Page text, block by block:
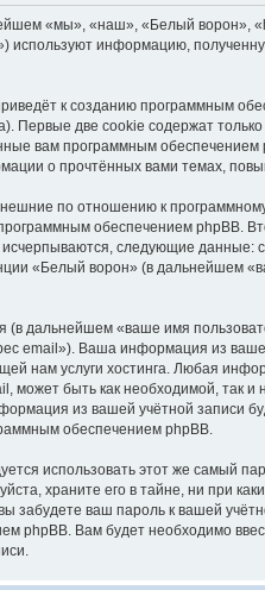
«мы», «наш», «Белый ворон»,
информацию,
к созданию программным
две cookie содержат
вам программным обеспечением
о прочтённых вами темах,
по отношению к
обеспечением phpBB.
следующие данные:
«Белый ворон» (в дальнейшем
дальнейшем «ваше имя
email»). Ваша информация из
нам услуги хостинга. Любая
быть как необходимой, так и
из вашей учётной записи
обеспечением phpBB.
использовать этот же самый
храните его в тайне, ни при
забудете ваш пароль к вашей
phpBB. Вам будет необходимо